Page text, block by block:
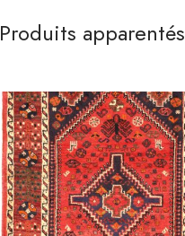
Produits apparentés